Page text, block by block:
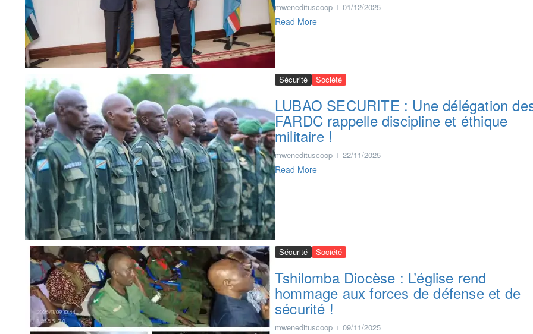
mwenedituscoop 01/12/2025
Read More
Sécurité Société
LUBAO SECURITE : Une délégation
FARDC rappelle discipline et éthique
militaire !
mwenedituscoop 22/11/2025
Read More
Sécurité Société
Tshilomba Diocèse : L’église rend
hommage aux forces de défense et de
sécurité !
mwenedituscoop 09/11/2025